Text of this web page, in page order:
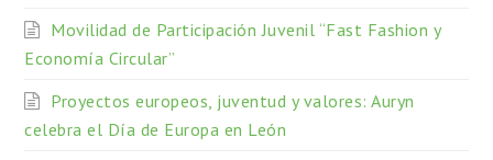
Movilidad de Participación Juvenil “Fast Fashion y
Economía Circular”
Proyectos europeos, juventud y valores: Auryn
celebra el Día de Europa en León